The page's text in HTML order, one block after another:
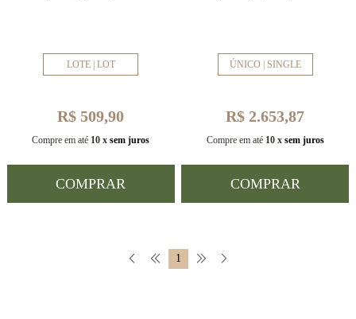
LOTE | LOT
R$ 509,90
Compre em até 10 x sem juros
COMPRAR
ÚNICO | SINGLE
R$ 2.653,87
Compre em até 10 x sem juros
COMPRAR
1